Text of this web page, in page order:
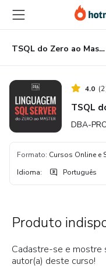
para
conteúdo
principal
para
pagamento
para
rodapé
TSQL do Zero ao Master
4.0 (2
TSQL
DBA-
Formato: Cursos Online e
Idioma: Português
Produto
Cadastre-se e mostre
autor(a) deste curso!